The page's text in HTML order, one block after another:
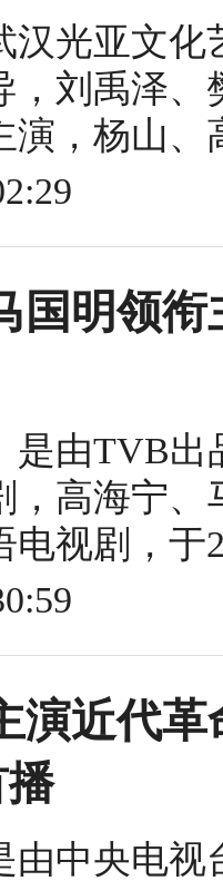
汉光亚文
，刘禹泽
演，杨山
国明领
是由TVB
，高海宁
视剧，于
演近代
由中央电